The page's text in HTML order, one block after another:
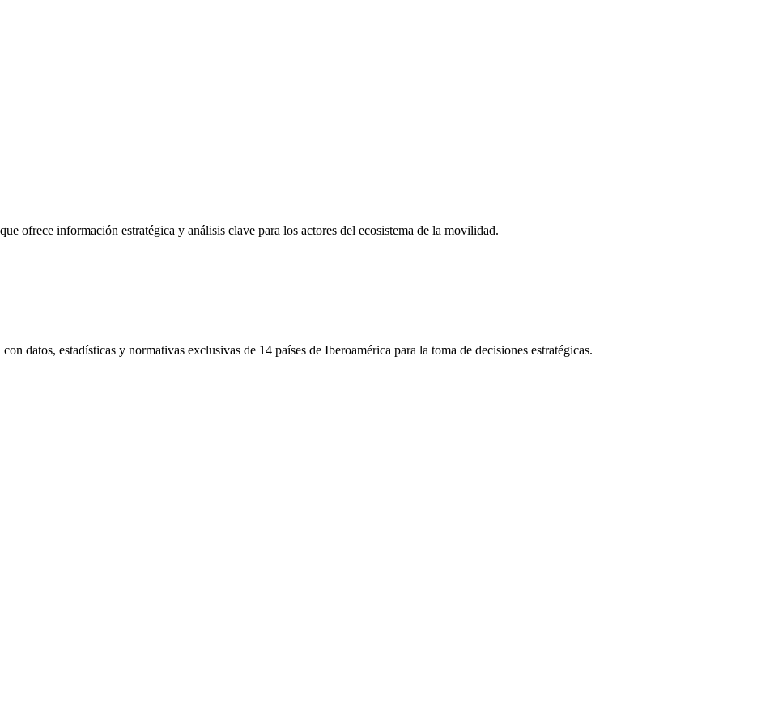
ofrece información estratégica y análisis clave para los actores del ecosistema de la movilidad.
datos, estadísticas y normativas exclusivas de 14 países de Iberoamérica para la toma de decisiones estratégicas.